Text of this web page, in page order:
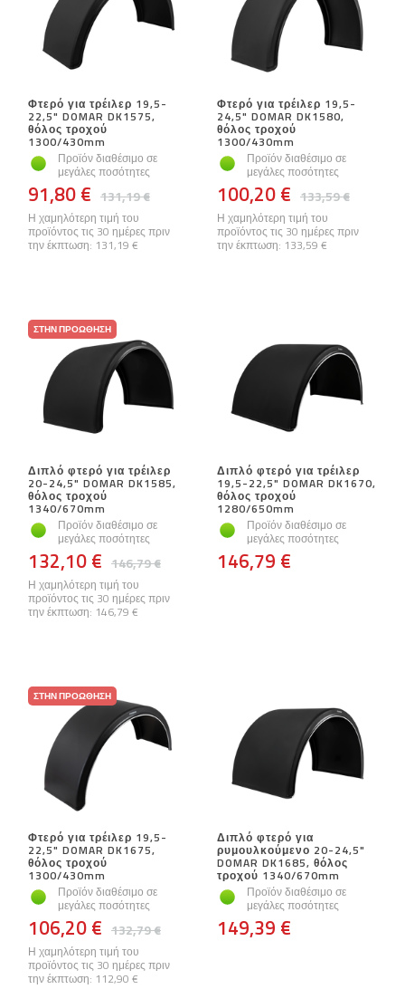
Φτερό για τρέιλερ 19,5-
22,5" DOMAR DK1575,
θόλος τροχού
1300/430mm
Προϊόν διαθέσιμο σε
μεγάλες ποσότητες
131,19 €
91,80 €
Η χαμηλότερη τιμή του
προϊόντος τις 30 ημέρες πριν
την έκπτωση: 131,19 €
Φτερό για τρέιλερ 19,5-
24,5" DOMAR DK1580,
θόλος τροχού
1300/430mm
Προϊόν διαθέσιμο σε
μεγάλες ποσότητες
133,59 €
100,20 €
Η χαμηλότερη τιμή του
προϊόντος τις 30 ημέρες πριν
την έκπτωση: 133,59 €
ΣΤΗΝ ΠΡΟΏΘΗΣΗ
Διπλό φτερό για τρέιλερ
20-24,5" DOMAR DK1585,
θόλος τροχού
1340/670mm
Προϊόν διαθέσιμο σε
μεγάλες ποσότητες
146,79 €
132,10 €
Η χαμηλότερη τιμή του
προϊόντος τις 30 ημέρες πριν
την έκπτωση: 146,79 €
Διπλό φτερό για τρέιλερ
19,5-22,5" DOMAR DK1670,
θόλος τροχού
1280/650mm
Προϊόν διαθέσιμο σε
μεγάλες ποσότητες
146,79 €
ΣΤΗΝ ΠΡΟΏΘΗΣΗ
Φτερό για τρέιλερ 19,5-
22,5" DOMAR DK1675,
θόλος τροχού
1300/430mm
Προϊόν διαθέσιμο σε
μεγάλες ποσότητες
132,79 €
106,20 €
Η χαμηλότερη τιμή του
προϊόντος τις 30 ημέρες πριν
την έκπτωση: 112,90 €
Διπλό φτερό για
ρυμουλκούμενο 20-24,5"
DOMAR DK1685, θόλος
τροχού 1340/670mm
Προϊόν διαθέσιμο σε
μεγάλες ποσότητες
149,39 €